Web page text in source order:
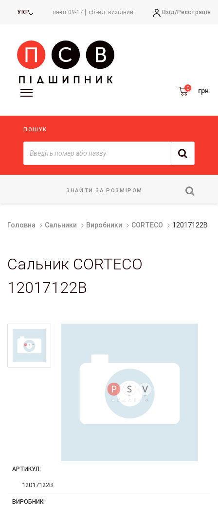
УКР пн-пт 09-17 сб.-нд. вихідний Вхід/Реєстрація
грн.
ПОШУК
ЗНАЙТИ ЗА РОЗМІРОМ
Головна Сальники Виробники CORTECO 12017122B
Сальник CORTECO
12017122B
АРТИКУЛ:
12017122B
ВИРОБНИК: